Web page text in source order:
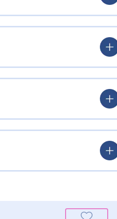
われず、生徒の理解度を最優
が個々のペースで学習すること
どん先取り学習を進めたりする
め、生徒に最適化された学習計
しずつレベルアップするスモー
から進んで学習する」姿勢や態
れるよう「無学年方式」を採用
えた知識の量などで測りやすい
、勉強全体の底力のようなもの
ている。また、この2教科を切
礎力を上げたい人に向いてい
よくわかるというもの。基礎か
で対応している。算数と国語を